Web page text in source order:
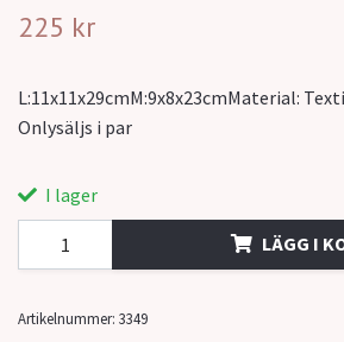
225 kr
L:11x11x29cmM:9x8x23cmMaterial:
Onlysäljs i par
I lager
LÄGG I
Artikelnummer: 3349